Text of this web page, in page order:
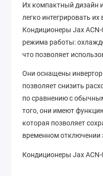
Их компактный дизайн
легко интегрировать
Кондиционеры Jax
режима работы:
что позволяет
Они оснащены
позволяет снизить
по сравнению с
того, они имеют
которая позволяет
временном отключении
Кондиционеры Jax
множество